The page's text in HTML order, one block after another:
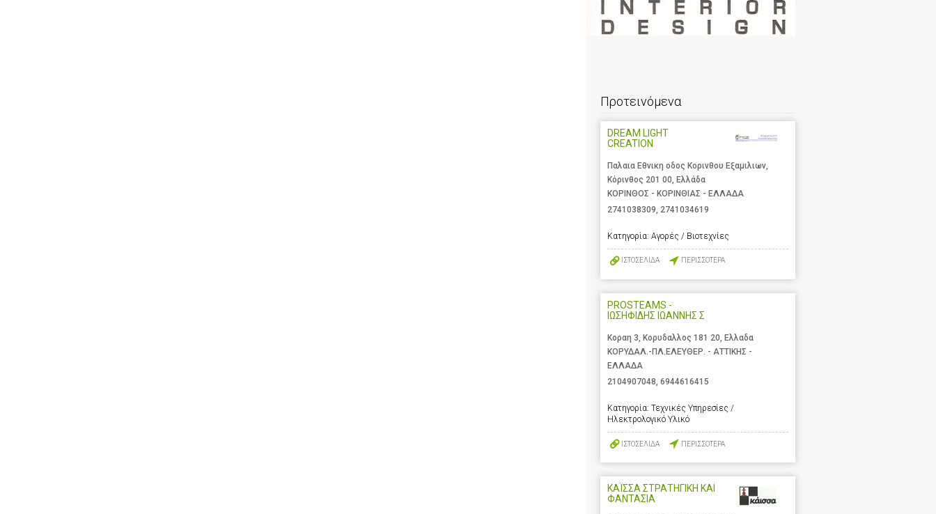
Προτεινόμενα
DREAM LIGHT
CREATION
Παλαια Εθνικη οδος Κορινθου Εξαμιλιων,
Κόρινθος 201 00, Ελλάδα
ΚΟΡΙΝΘΟΣ - ΚΟΡΙΝΘΙΑΣ - ΕΛΛΑΔΑ
2741038309 2741034619
Κατηγορία: Αγορές / Βιοτεχνίες
ΙΣΤΟΣΕΛΙΔΑ ΠΕΡΙΣΣΟΤΕΡΑ
PROSTEAMS -
ΙΩΣΗΦΙΔΗΣ ΙΩΑΝΝΗΣ Σ
Κοραη 3, Κορυδαλλος 181 20, Ελλαδα
ΚΟΡΥΔΑΛ.-ΠΛ.ΕΛΕΥΘΕΡ. - ΑΤΤΙΚΗΣ -
ΕΛΛΑΔΑ
2104907048, 6944616415
Κατηγορία: Τεχνικές Υπηρεσίες /
Ηλεκτρολογικό Υλικό
ΙΣΤΟΣΕΛΙΔΑ ΠΕΡΙΣΣΟΤΕΡΑ
ΚΑΪΣΣΑ ΣΤΡΑΤΗΓΙΚΗ ΚΑΙ
ΦΑΝΤΑΣΙΑ